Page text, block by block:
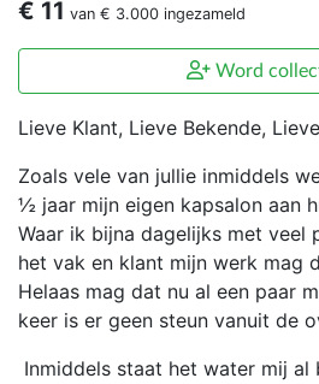
€ 11 van € 3.000 ingezameld
Word
Lieve Klant, Lieve Bekende,
Zoals vele van jullie inmiddels
½ jaar mijn eigen kapsalon aan
Waar ik bijna dagelijks met veel
het vak en klant mijn werk mag
Helaas mag dat nu al een paar
keer is er geen steun vanuit de
Inmiddels staat het water mij al